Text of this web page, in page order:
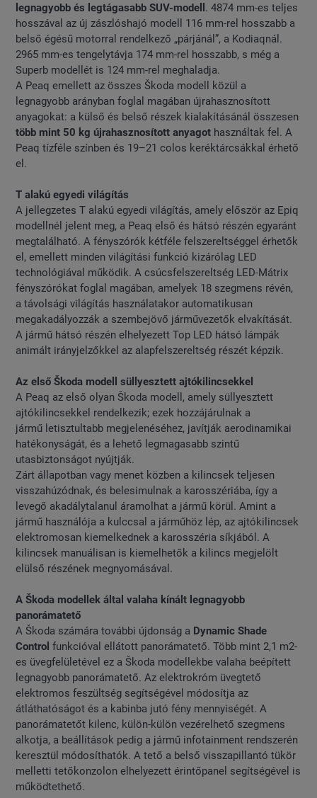
legnagyobb és legtágasabb SUV-modell . 4874 mm-es teljes
hosszával az új zászlóshajó modell 116 mm-rel hosszabb a
belső égésű motorral rendelkező „párjánál”, a Kodiaqnál.
2965 mm-es tengelytávja 174 mm-rel hosszabb, s még a
Superb modellét is 124 mm-rel meghaladja.
A Peaq emellett az összes Škoda modell közül a
legnagyobb arányban foglal magában újrahasznosított
anyagokat: a külső és belső részek kialakításánál összesen
több mint 50 kg újrahasznosított anyagot használtak fel. A
Peaq tízféle színben és 19–21 colos keréktárcsákkal érhető
el.
T alakú egyedi világítás
A jellegzetes T alakú egyedi világítás, amely először az Epiq
modellnél jelent meg, a Peaq első és hátsó részén egyaránt
megtalálható. A fényszórók kétféle felszereltséggel érhetők
el, emellett minden világítási funkció kizárólag LED
technológiával működik. A csúcsfelszereltség LED-Mátrix
fényszórókat foglal magában, amelyek 18 szegmens révén,
a távolsági világítás használatakor automatikusan
megakadályozzák a szembejövő járművezetők elvakítását.
A jármű hátsó részén elhelyezett Top LED hátsó lámpák
animált irányjelzőkkel az alapfelszereltség részét képzik.
Az első Škoda modell süllyesztett ajtókilincsekkel
A Peaq az első olyan Škoda modell, amely süllyesztett
ajtókilincsekkel rendelkezik; ezek hozzájárulnak a
jármű letisztultabb megjelenéséhez, javítják aerodinamikai
hatékonyságát, és a lehető legmagasabb szintű
utasbiztonságot nyújtják.
Zárt állapotban vagy menet közben a kilincsek teljesen
visszahúzódnak, és belesimulnak a karosszériába, így a
levegő akadálytalanul áramolhat a jármű körül. Amint a
jármű használója a kulccsal a járműhöz lép, az ajtókilincsek
elektromosan kiemelkednek a karosszéria síkjából. A
kilincsek manuálisan is kiemelhetők a kilincs megjelölt
elülső részének megnyomásával.
A Škoda modellek által valaha kínált legnagyobb
panorámatető
A Škoda számára további újdonság a Dynamic Shade
Control funkcióval ellátott panorámatető. Több mint 2,1 m2-
es üvegfelületével ez a Škoda modellekbe valaha beépített
legnagyobb panorámatető. Az elektrokróm üvegtető
elektromos feszültség segítségével módosítja az
átláthatóságot és a kabinba jutó fény mennyiségét. A
panorámatetőt kilenc, külön-külön vezérelhető szegmens
alkotja, a beállítások pedig a jármű infotainment rendszerén
keresztül módosíthatók. A tető a belső visszapillantó tükör
melletti tetőkonzolon elhelyezett érintőpanel segítségével is
működtethető.